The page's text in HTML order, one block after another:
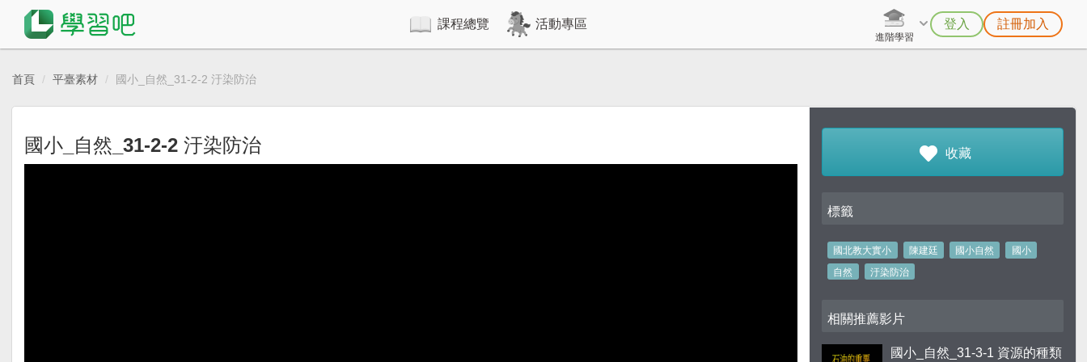
課程總覽 活動專區
進階學習
登入 註冊加入
首頁 平臺素材 國小_自然_31-2-2 汙染防治
國小_自然_31-2-2 汙染防治 收藏
標籤
國北教大實小 陳建廷 國小自然
國小
自然
汙染防治
相關推薦影片
國小_自然_31-3-1 資源的種類